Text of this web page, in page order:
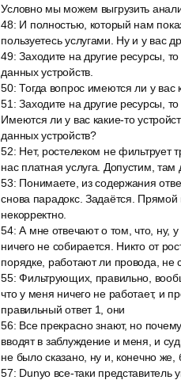
Условно мы можем выгрузить
48: И полностью, который нам
пользуетесь услугами. Ну и у вас
49:Заходите на другие ресурсы,
данных устройств.
50:Тогда вопрос имеются ли у вас
51 :Заходите на другие ресурсы, то
Имеются ли у вас какие-то
данных устройств?
52: Нет, ростелеком не фильтрует
нас платная услуга. Допустим,
53: Понимаете, из содержания
снова парадокс. Задаётся. Прямой
некорректно.
54:А мне отвечают о том, что, ну,
ничего не собирается. Никто от
порядке, работают ли провода, не
55:Фильтрующих, правильно,
что у меня ничего не работает, и
правильный ответ 1, они
56: Все прекрасно знают, но
вводят в заблуждение и меня, и
не было сказано, ну и, конечно же,
57: Dunyo все-таки представитель